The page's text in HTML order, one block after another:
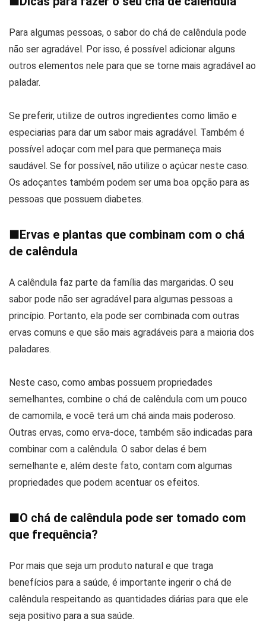
Para algumas pessoas, o sabor do chá de calêndula pode
não ser agradável. Por isso, é possível adicionar alguns
outros elementos nele para que se torne mais agradável ao
paladar.
Se preferir, utilize de outros ingredientes como limão e
especiarias para dar um sabor mais agradável. Também é
possível adoçar com mel para que permaneça mais
saudável. Se for possível, não utilize o açúcar neste caso.
Os adoçantes também podem ser uma boa opção para as
pessoas que possuem diabetes.
■Ervas e plantas que combinam com o chá
de calêndula
A calêndula faz parte da família das margaridas. O seu
sabor pode não ser agradável para algumas pessoas a
princípio. Portanto, ela pode ser combinada com outras
ervas comuns e que são mais agradáveis para a maioria dos
paladares.
Neste caso, como ambas possuem propriedades
semelhantes, combine o chá de calêndula com um pouco
de camomila, e você terá um chá ainda mais poderoso.
Outras ervas, como erva-doce, também são indicadas para
combinar com a calêndula. O sabor delas é bem
semelhante e, além deste fato, contam com algumas
propriedades que podem acentuar os efeitos.
■O chá de calêndula pode ser tomado com
que frequência?
Por mais que seja um produto natural e que traga
benefícios para a saúde, é importante ingerir o chá de
calêndula respeitando as quantidades diárias para que ele
seja positivo para a sua saúde.